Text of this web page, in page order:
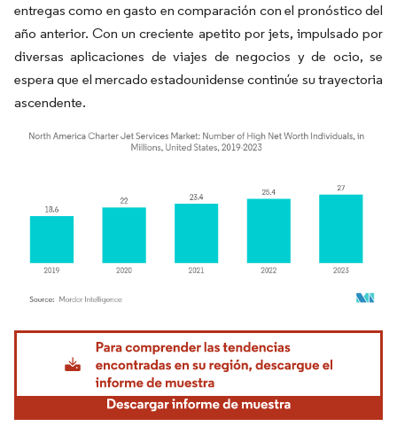
entregas como en gasto en comparación con el pronóstico del
año anterior. Con un creciente apetito por jets, impulsado por
diversas aplicaciones de viajes de negocios y de ocio, se
espera que el mercado estadounidense continúe su trayectoria
ascendente.
Imagen © Mordor Intelligence. El uso requiere atribución según CC BY 4.0.